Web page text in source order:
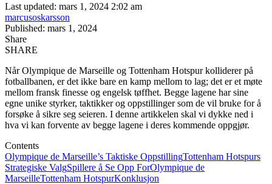
Last updated: mars 1, 2024 2:02 am
marcusoskarsson
Published: mars 1, 2024
Share
SHARE
Når Olympique de Marseille og Tottenham Hotspur kolliderer på
fotballbanen, er det ikke bare en kamp mellom to lag; det er et møte
mellom fransk finesse og engelsk tøffhet. Begge lagene har sine
egne unike styrker, taktikker og oppstillinger som de vil bruke for å
forsøke å sikre seg seieren. I denne artikkelen skal vi dykke ned i
hva vi kan forvente av begge lagene i deres kommende oppgjør.
Contents
Olympique de Marseille’s Taktiske OppstillingTottenham Hotspurs
Strategiske ValgSpillere å Se Opp ForOlympique de
MarseilleTottenham HotspurKonklusjon